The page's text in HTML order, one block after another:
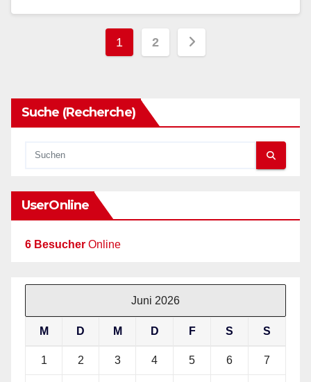
Beiträge
1 2
Suche (Recherche)
UserOnline
6 Besucher Online
Juni 2026
M D M D F S S
1 2 3 4 5 6 7